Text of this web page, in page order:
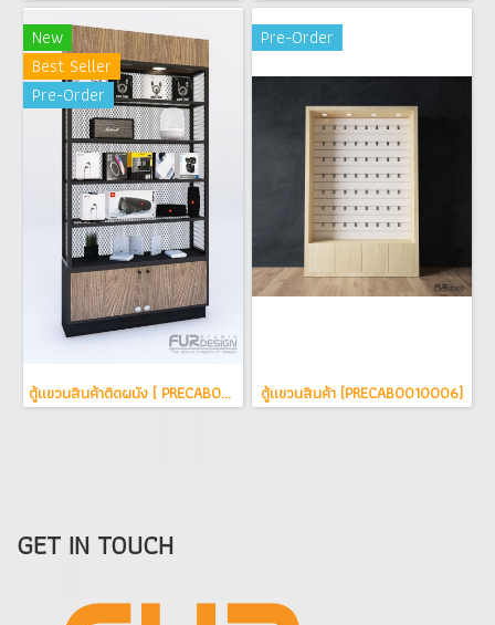
New
Best Seller
Pre-Order
ตู้แขวนสินค้าติดผนัง ( PRECAB0010010 )
Pre-Order
ตู้แขวนสินค้า (PRECAB0010006)
GET IN TOUCH